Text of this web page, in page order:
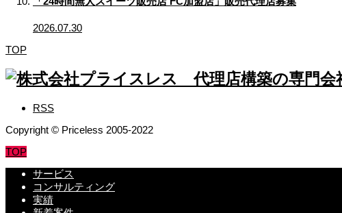
2026.07.30
TOP
RSS
Copyright © Priceless 2005-2022
TOP
サービス
コンサルティング
実績